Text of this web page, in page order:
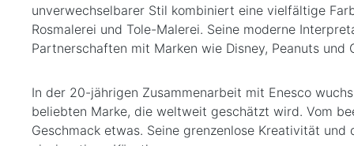
unverwechselbarer Stil kombiniert eine vielfältige
Rosmalerei und Tole-Malerei. Seine moderne
Partnerschaften mit Marken wie Disney, Peanuts und
In der 20-jährigen Zusammenarbeit mit Enesco
beliebten Marke, die weltweit geschätzt wird. Vom
Geschmack etwas. Seine grenzenlose Kreativität